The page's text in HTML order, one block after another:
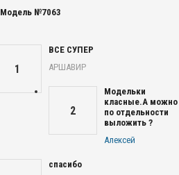
Модель №7063
1
ВСЕ СУПЕР
АРШАВИР
2
Модельки
класные.А можно
по отдельности
выложить ?
Алексей
спасибо